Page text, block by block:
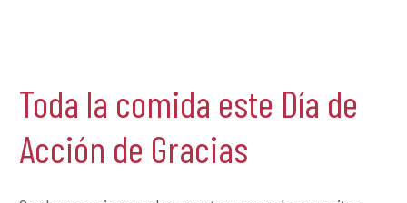
Toda la comida este Día de
Acción de Gracias